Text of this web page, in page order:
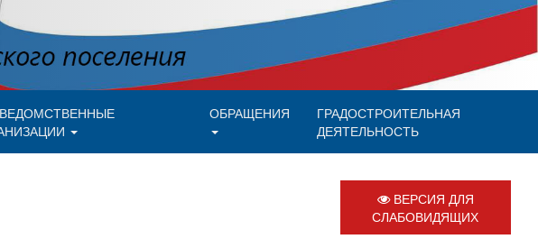
ОБРАЩЕНИЯ
ГРАДОСТРОИТЕЛЬНАЯ
ДЕЯТЕЛЬНОСТЬ
ВЕРСИЯ ДЛЯ
СЛАБОВИДЯЩИХ